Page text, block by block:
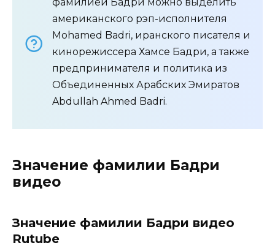
американского рэп-исполнителя
Mohamed Badri, иранского писателя и
кинорежиссера Хамсе Бадри, а также
предпринимателя и политика из
Объединенных Арабских Эмиратов
Abdullah Ahmed Badri.
Значение фамилии Бадри
видео
Значение фамилии Бадри видео
Rutube